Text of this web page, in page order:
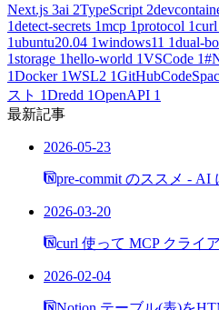
Next.js 3ai 2TypeScript 2
1detect-secrets 1mcp 1protocol 1curl
1ubuntu20.04 1windows11 1dual-
1storage 1hello-world 1VSCode 1
1Docker 1WSL2 1
スト 1Dredd 1OpenAPI 1
最新記事
2026-05-23
pre-commit のススメ -
2026-03-20
curl 使って MCP クライ
2026-02-04